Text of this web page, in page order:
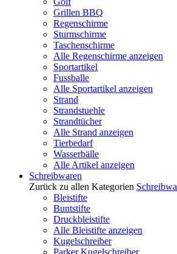
Grillen BBQ
Regenschirme
Sturmschirme
Taschenschirme
Alle Regenschirme anzeigen
Sportartikel
Fussballe
Alle Sportartikel anzeigen
Strand
Strandstuehle
Strandtücher
Alle Strand anzeigen
Tierbedarf
Wasserbälle
Alle Artikel anzeigen
Schreibwaren
Zurück zu allen Kategorien
Bleistifte
Buntstifte
Druckbleistifte
Alle Bleistifte anzeigen
Kugelschreiber
Parker Kugelschreiber